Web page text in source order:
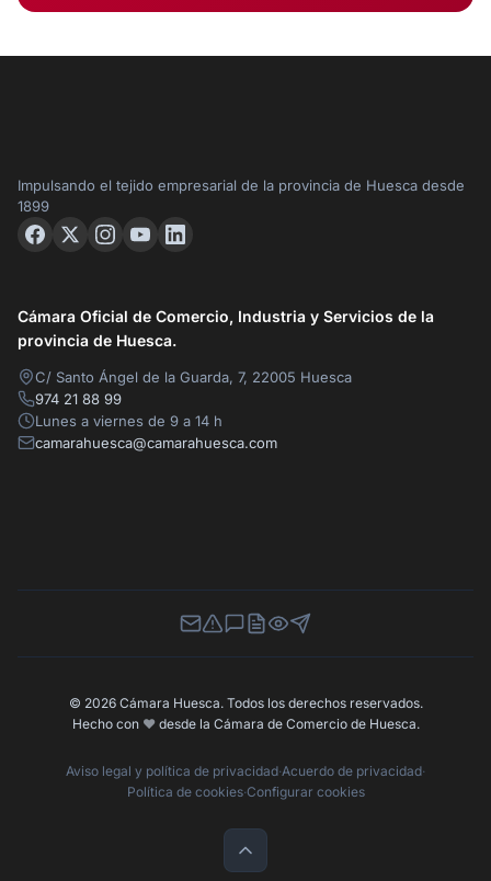
Impulsando el tejido empresarial de la provincia de Huesca desde
1899
Cámara Oficial de Comercio, Industria y Servicios de la
provincia de Huesca.
C/ Santo Ángel de la Guarda, 7, 22005 Huesca
974 21 88 99
Lunes a viernes de 9 a 14 h
camarahuesca@camarahuesca.com
Newsletter
Canal de Denuncias
Buzón de Sugerencias
Perfil Contratante
Ley de Transparencia
Contacta con nosotros
© 2026 Cámara Huesca. Todos los derechos reservados.
Hecho con ❤️desde la Cámara de Comercio de Huesca.
Aviso legal y política de privacidad·Acuerdo de privacidad·
Política de cookies·Configurar cookies